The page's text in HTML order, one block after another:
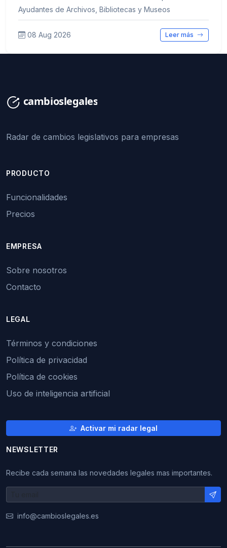
Ayudantes de Archivos, Bibliotecas y Museos
08 Aug 2026 Leer más
Radar de cambios legislativos para empresas
PRODUCTO
Funcionalidades
Precios
EMPRESA
Sobre nosotros
Contacto
LEGAL
Términos y condiciones
Política de privacidad
Política de cookies
Uso de inteligencia artificial
Activar mi radar legal
NEWSLETTER
Recibe cada semana las novedades legales mas importantes.
info@cambioslegales.es